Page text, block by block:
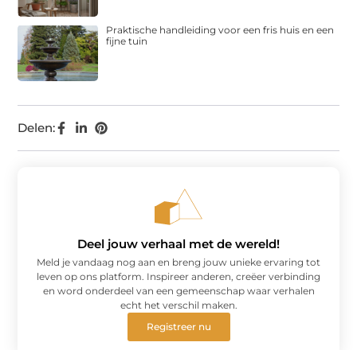
Delen:
Praktische handleiding voor een fris huis en een
fijne tuin
Deel jouw verhaal met de wereld!
Meld je vandaag nog aan en breng jouw unieke ervaring tot
leven op ons platform. Inspireer anderen, creëer verbinding
en word onderdeel van een gemeenschap waar verhalen
echt het verschil maken.
Registreer nu